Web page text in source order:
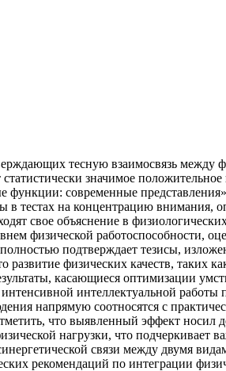
тесную взаимосвязь между
значимое
функции: современные
тестах на концентрацию внимания,
свое объяснение в
физической работоспособности,
подтверждает тезисы,
физических качеств, таких
касающиеся оптимизации
интеллектуальной
напрямую соотносятся с
что выявленный эффект
нагрузки, что подчеркивает
связи между двумя
рекомендаций по интеграции